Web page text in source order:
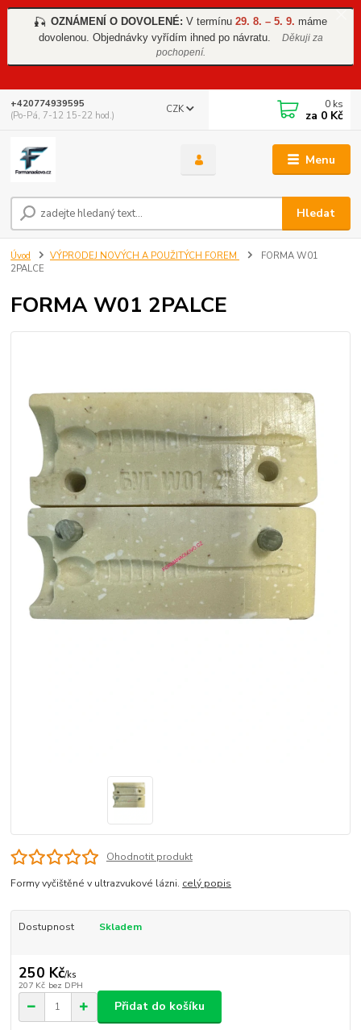
🎣 OZNÁMENÍ O DOVOLENÉ: V termínu 29. 8. – 5. 9. máme
dovolenou. Objednávky vyřídím ihned po návratu.
Děkuji za
pochopení.
Menu
CZK
Hledat
+420774939595
(Po-Pá, 7-12 15-22 hod.)
0 ks
za 0 Kč
Úvod VÝPRODEJ NOVÝCH A POUŽITÝCH FOREM
FORMA W01
2PALCE
FORMA W01 2PALCE
Ohodnotit produkt
Formy vyčištěné v ultrazvukové lázni. celý popis
Dostupnost Skladem
250 Kč/ks
207 Kč bez DPH
Přidat do košíku